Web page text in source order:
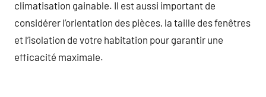
climatisation gainable. Il est aussi important de
considérer l’orientation des pièces, la taille des fenêtres
et l’isolation de votre habitation pour garantir une
efficacité maximale.